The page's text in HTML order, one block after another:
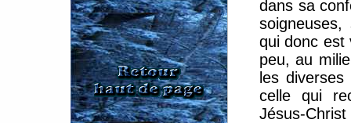
dans sa
qui donc est
peu, au
les
celle qui
Jésus-